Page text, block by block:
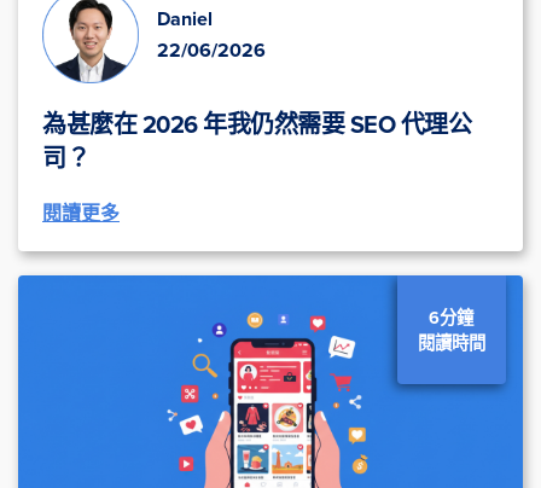
Daniel
22/06/2026
為甚麼在 2026 年我仍然需要 SEO 代理公
司？
閱讀更多
6分鐘
閱讀時間